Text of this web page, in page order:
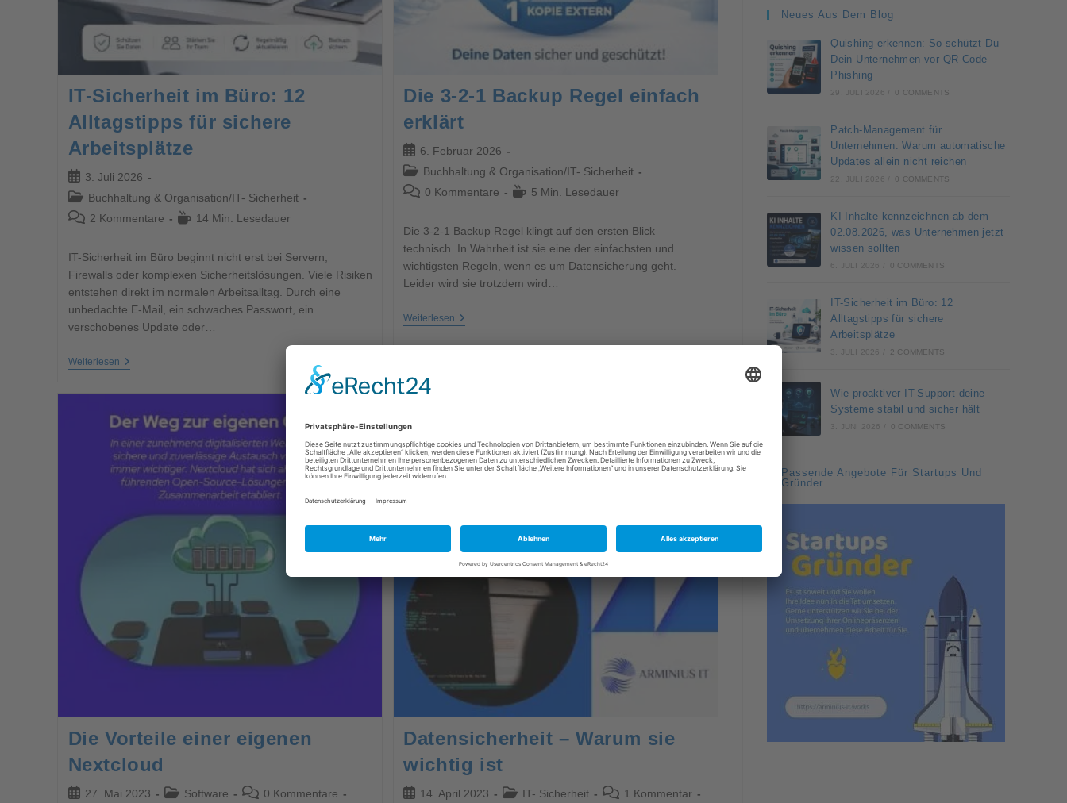
IT-Sicherheit im Büro: 12
Alltagstipps für sichere
Arbeitsplätze
3. Juli 2026
Buchhaltung & Organisation/IT- Sicherheit
2 Kommentare
14 Min. Lesedauer
IT-Sicherheit im Büro beginnt nicht erst bei Servern,
Firewalls oder komplexen Sicherheitslösungen. Viele Risiken
entstehen direkt im normalen Arbeitsalltag. Durch eine
unbedachte E-Mail, ein schwaches Passwort, ein
verschobenes Update oder…
Weiterlesen
Die 3-2-1 Backup Regel einfach
erklärt
6. Februar 2026
Buchhaltung & Organisation/IT- Sicherheit
0 Kommentare
5 Min. Lesedauer
Die 3-2-1 Backup Regel klingt auf den ersten Blick
technisch. In Wahrheit ist sie eine der einfachsten und
wichtigsten Regeln, wenn es um Datensicherung geht.
Leider wird sie trotzdem wird…
Weiterlesen
Die Vorteile einer eigenen
Nextcloud
27. Mai 2023 Software
0 Kommentare
Datensicherheit – Warum sie
wichtig ist
14. April 2023 IT- Sicherheit
1 Kommentar
Neues Aus Dem Blog
Quishing erkennen: So schützt Du
Dein Unternehmen vor QR-Code-
Phishing
29. JULI 2026 0 COMMENTS
Patch-Management für
Unternehmen: Warum automatische
Updates allein nicht reichen
22. JULI 2026 0 COMMENTS
KI Inhalte kennzeichnen ab dem
02.08.2026, was Unternehmen jetzt
wissen sollten
6. JULI 2026 0 COMMENTS
IT-Sicherheit im Büro: 12
Alltagstipps für sichere
Arbeitsplätze
3. JULI 2026 2 COMMENTS
Wie proaktiver IT-Support deine
Systeme stabil und sicher hält
3. JUNI 2026 0 COMMENTS
Passende Angebote Für Startups Und
Gründer